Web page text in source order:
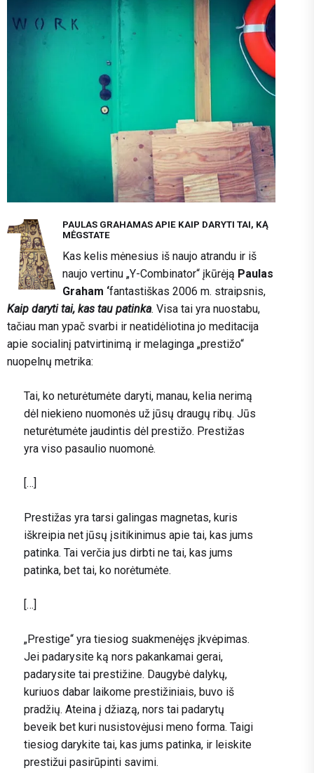
PAULAS GRAHAMAS APIE KAIP DARYTI TAI, KĄ
MĖGSTATE
Kas kelis mėnesius iš naujo atrandu ir iš
naujo vertinu „Y-Combinator“ įkūrėją Paulas
Graham ‘fantastiškas 2006 m. straipsnis,
Kaip daryti tai, kas tau patinka. Visa tai yra nuostabu,
tačiau man ypač svarbi ir neatidėliotina jo meditacija
apie socialinį patvirtinimą ir melaginga „prestižo“
nuopelnų metrika:
Tai, ko neturėtumėte daryti, manau, kelia nerimą
dėl niekieno nuomonės už jūsų draugų ribų. Jūs
neturėtumėte jaudintis dėl prestižo. Prestižas
yra viso pasaulio nuomonė.
[…]
Prestižas yra tarsi galingas magnetas, kuris
iškreipia net jūsų įsitikinimus apie tai, kas jums
patinka. Tai verčia jus dirbti ne tai, kas jums
patinka, bet tai, ko norėtumėte.
[…]
„Prestige“ yra tiesiog suakmenėjęs įkvėpimas.
Jei padarysite ką nors pakankamai gerai,
padarysite tai prestižine. Daugybė dalykų,
kuriuos dabar laikome prestižiniais, buvo iš
pradžių. Ateina į džiazą, nors tai padarytų
beveik bet kuri nusistovėjusi meno forma. Taigi
tiesiog darykite tai, kas jums patinka, ir leiskite
prestižui pasirūpinti savimi.